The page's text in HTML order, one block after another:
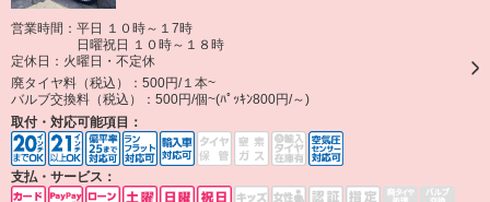
営業時間：平日 １０時～１7時
日曜祝日 １０時～１８時
定休日： 火曜日・不定休
廃タイヤ料（税込）： 500円/１本~
バルブ交換料（税込）： 500円/個~(ﾊﾟｯｷﾝ800円/～)
取付・対応可能項目：
支払・サービス：